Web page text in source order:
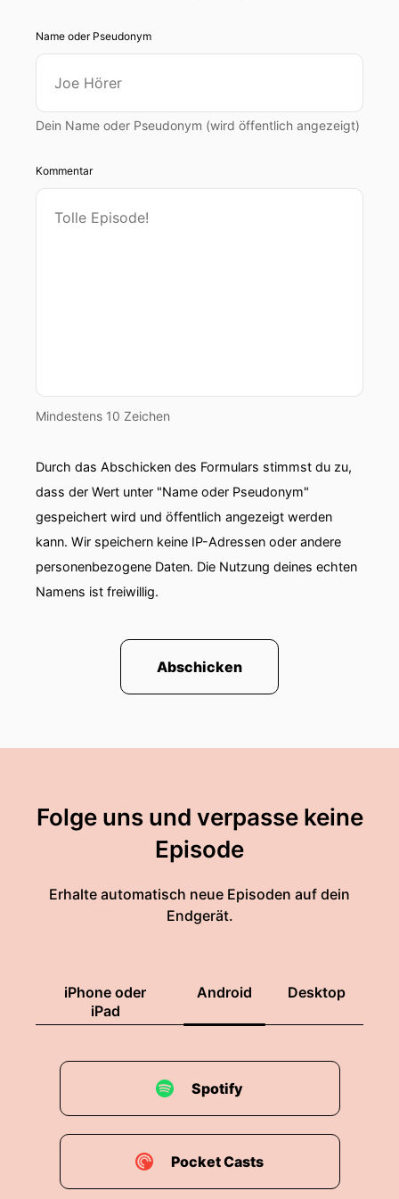
Name oder Pseudonym
Dein Name oder Pseudonym (wird öffentlich angezeigt)
Kommentar
Mindestens 10 Zeichen
Durch das Abschicken des Formulars stimmst du zu,
dass der Wert unter "Name oder Pseudonym"
gespeichert wird und öffentlich angezeigt werden
kann. Wir speichern keine IP-Adressen oder andere
personenbezogene Daten. Die Nutzung deines echten
Namens ist freiwillig.
Abschicken
Folge uns und verpasse keine
Episode
Erhalte automatisch neue Episoden auf dein
Endgerät.
iPhone oder
iPad
Android Desktop
Spotify
Pocket Casts